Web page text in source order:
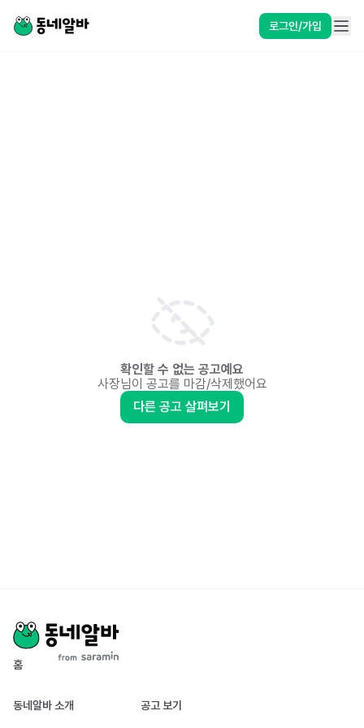
로그인/가입
확인할 수 없는 공고예요
사장님이 공고를 마감/삭제했어요
다른 공고 살펴보기
홈
동네알바 소개 공고 보기